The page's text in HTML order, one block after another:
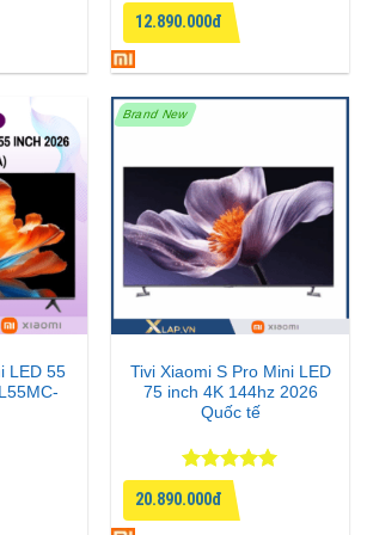
12.890.000đ
LED 55
Brand New
Tivi Xiaomi S Pro Mini LED
75 inch 4K 144hz 2026
Quốc tế
Được xếp
hạng
55
sao
20.890.000đ